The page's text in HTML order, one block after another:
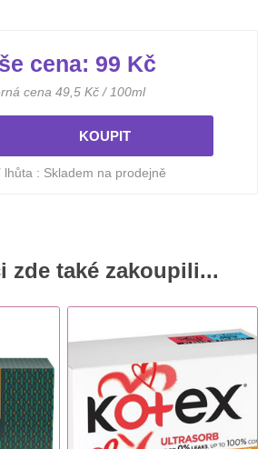
cena: 99 Kč
cena 49,5 Kč / 100ml
lhůta : Skladem na prodejně
zde také zakoupili...